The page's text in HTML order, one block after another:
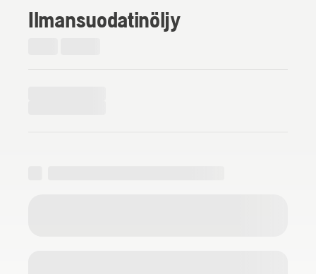
Ilmansuodatinöljy